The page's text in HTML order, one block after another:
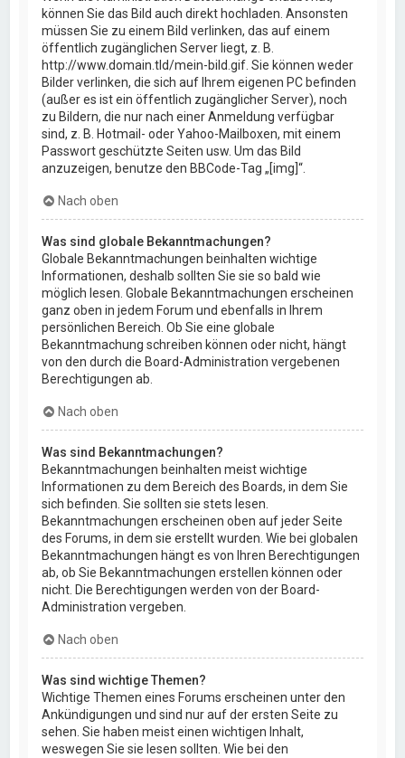
können Sie das Bild auch direkt hochladen. Ansonsten
müssen Sie zu einem Bild verlinken, das auf einem
öffentlich zugänglichen Server liegt, z. B.
http://www.domain.tld/mein-bild.gif. Sie können weder
Bilder verlinken, die sich auf Ihrem eigenen PC befinden
(außer es ist ein öffentlich zugänglicher Server), noch
zu Bildern, die nur nach einer Anmeldung verfügbar
sind, z. B. Hotmail- oder Yahoo-Mailboxen, mit einem
Passwort geschützte Seiten usw. Um das Bild
anzuzeigen, benutze den BBCode-Tag „[img]“.
Nach oben
Was sind globale Bekanntmachungen?
Globale Bekanntmachungen beinhalten wichtige
Informationen, deshalb sollten Sie sie so bald wie
möglich lesen. Globale Bekanntmachungen erscheinen
ganz oben in jedem Forum und ebenfalls in Ihrem
persönlichen Bereich. Ob Sie eine globale
Bekanntmachung schreiben können oder nicht, hängt
von den durch die Board-Administration vergebenen
Berechtigungen ab.
Nach oben
Was sind Bekanntmachungen?
Bekanntmachungen beinhalten meist wichtige
Informationen zu dem Bereich des Boards, in dem Sie
sich befinden. Sie sollten sie stets lesen.
Bekanntmachungen erscheinen oben auf jeder Seite
des Forums, in dem sie erstellt wurden. Wie bei globalen
Bekanntmachungen hängt es von Ihren Berechtigungen
ab, ob Sie Bekanntmachungen erstellen können oder
nicht. Die Berechtigungen werden von der Board-
Administration vergeben.
Nach oben
Was sind wichtige Themen?
Wichtige Themen eines Forums erscheinen unter den
Ankündigungen und sind nur auf der ersten Seite zu
sehen. Sie haben meist einen wichtigen Inhalt,
weswegen Sie sie lesen sollten. Wie bei den